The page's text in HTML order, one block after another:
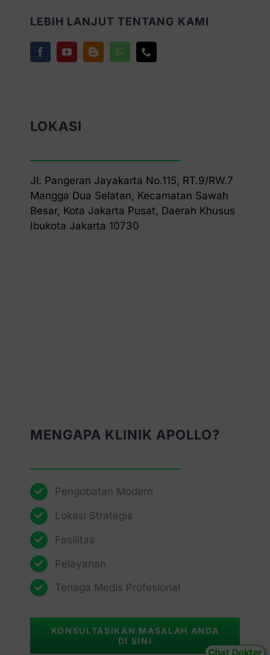
LEBIH LANJUT TENTANG KAMI
LOKASI
Jl. Pangeran Jayakarta No.115, RT.9/RW.7
Mangga Dua Selatan, Kecamatan Sawah
Besar, Kota Jakarta Pusat, Daerah Khusus
Ibukota Jakarta 10730
MENGAPA KLINIK APOLLO?
Pengobatan Modern
Lokasi Strategis
Fasilitas
Pelayanan
Tenaga Medis Profesional
KONSULTASIKAN MASALAH ANDA
DI SINI
Chat Dokter